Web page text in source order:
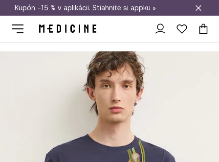
Doprava zadarmo od 50 €
Kupón –15 % v aplikácii. Stiahnite si appku »